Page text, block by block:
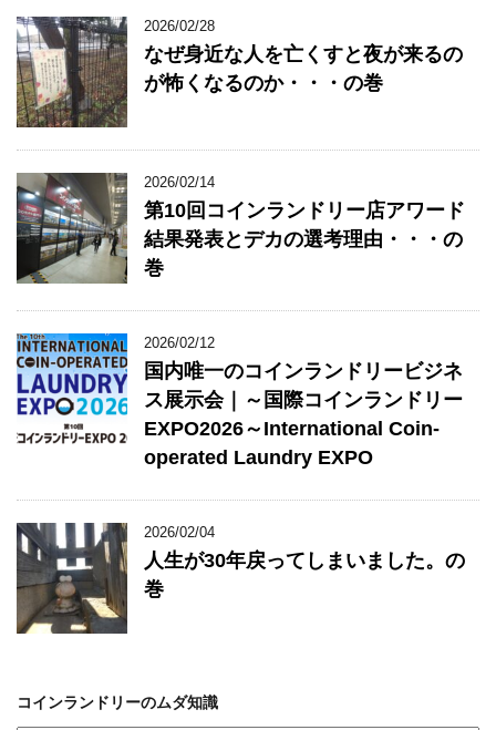
2026/02/28
なぜ身近な人を亡くすと夜が来るの
が怖くなるのか・・・の巻
2026/02/14
第10回コインランドリー店アワード
結果発表とデカの選考理由・・・の
巻
2026/02/12
国内唯一のコインランドリービジネ
ス展示会｜～国際コインランドリー
EXPO2026～International Coin-
operated Laundry EXPO
2026/02/04
人生が30年戻ってしまいました。の
巻
コインランドリーのムダ知識